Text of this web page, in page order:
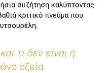
συζήτηση καλύπτοντας
κριτικό πνεύμα που
και τι δεν είναι η
οξεία